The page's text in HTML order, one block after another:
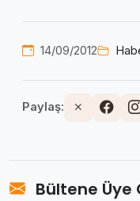
14/09/2012
Paylaş:
Bültene Üye